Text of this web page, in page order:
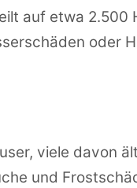
auf etwa 2.500
oder
viele davon
und